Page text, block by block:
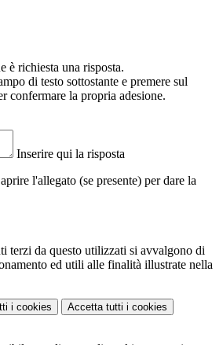
è richiesta una risposta.
di testo sottostante e premere sul
confermare la propria adesione.
Inserire qui la risposta
l'allegato (se presente) per dare la
terzi da questo utilizzati si avvalgono di
ed utili alle finalità illustrate nella
i cookies Accetta tutti i cookies